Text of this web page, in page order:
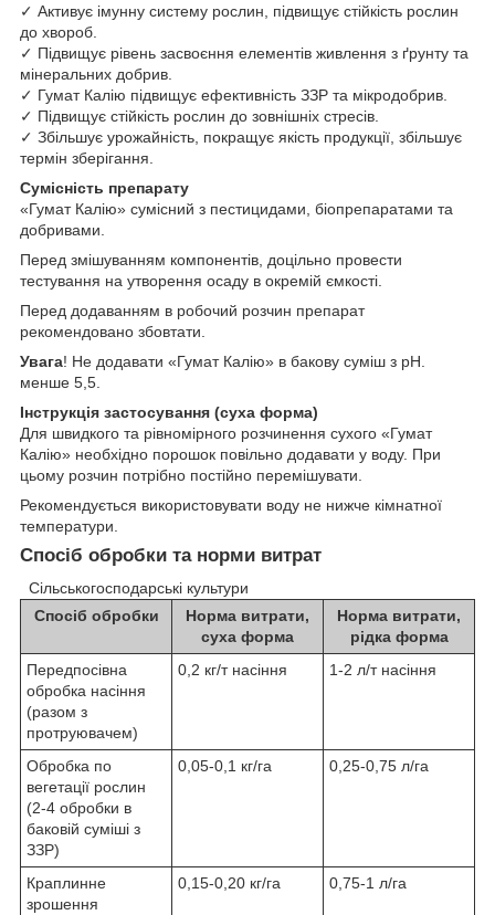
✓ Активує імунну систему рослин, підвищує стійкість рослин
до хвороб.
✓ Підвищує рівень засвоєння елементів живлення з ґрунту та
мінеральних добрив.
✓ Гумат Калію підвищує ефективність ЗЗР та мікродобрив.
✓ Підвищує стійкість рослин до зовнішніх стресів.
✓ Збільшує урожайність, покращує якість продукції, збільшує
термін зберігання.
Сумісність препарату
«Гумат Калію» сумісний з пестицидами, біопрепаратами та
добривами.
Перед змішуванням компонентів, доцільно провести
тестування на утворення осаду в окремій ємкості.
Перед додаванням в робочий розчин препарат
рекомендовано збовтати.
Увага! Не додавати «Гумат Калію» в бакову суміш з pH.
менше 5,5.
Інструкція застосування (суха форма)
Для швидкого та рівномірного розчинення сухого «Гумат
Калію» необхідно порошок повільно додавати у воду. При
цьому розчин потрібно постійно перемішувати.
Рекомендується використовувати воду не нижче кімнатної
температури.
Спосіб обробки та норми витрат
Сільськогосподарські культури
Спосіб обробки
Норма витрати,
суха форма
Норма витрати,
рідка форма
Передпосівна
обробка насіння
(разом з
протруювачем)
0,2 кг/т насіння 1-2 л/т насіння
Обробка по
вегетації рослин
(2-4 обробки в
баковій суміші з
ЗЗР)
0,05-0,1 кг/га 0,25-0,75 л/га
Краплинне
зрошення
0,15-0,20 кг/га 0,75-1 л/га